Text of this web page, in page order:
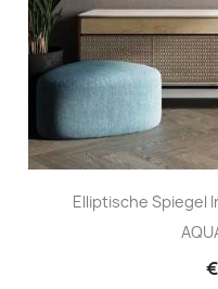
Elliptische Spiegel